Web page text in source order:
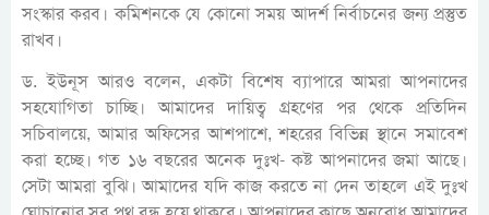
সংস্কার করব। কমিশনকে যে কোনো সময় আদর্শ নির্বাচনের জন্য প্রস্তুত
রাখব।
ড. ইউনূস আরও বলেন, একটা বিশেষ ব্যাপারে আমরা আপনাদের
সহযোগিতা চাচ্ছি। আমাদের দায়িত্ব গ্রহণের পর থেকে প্রতিদিন
সচিবালয়ে, আমার অফিসের আশপাশে, শহরের বিভিন্ন স্থানে সমাবেশ
করা হচ্ছে। গত ১৬ বছরের অনেক দুঃখ- কষ্ট আপনাদের জমা আছে।
সেটা আমরা বুঝি। আমাদের যদি কাজ করতে না দেন তাহলে এই দুঃখ